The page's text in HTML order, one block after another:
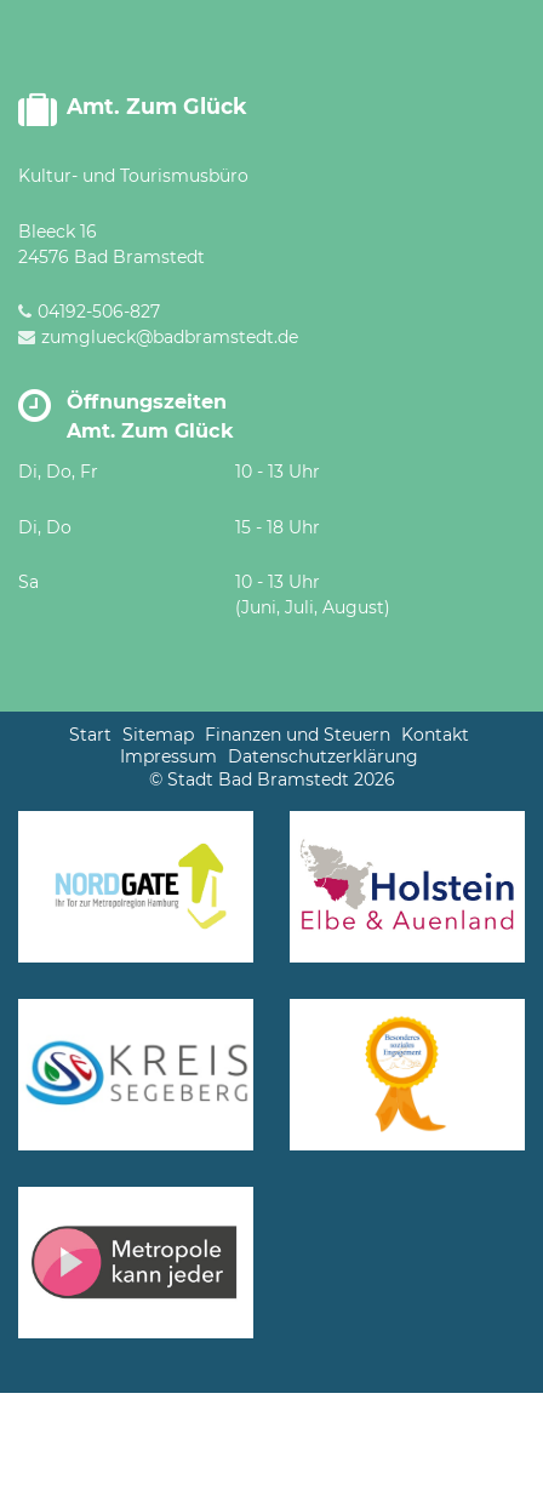
Amt. Zum Glück
Kultur- und Tourismusbüro
Bleeck 16
24576 Bad Bramstedt
04192-506-827
zumglueck@badbramstedt.de
Öffnungszeiten
Amt. Zum Glück
Di, Do, Fr 10 - 13 Uhr
Di, Do 15 - 18 Uhr
Sa
10 - 13 Uhr
(Juni, Juli, August)
Start Sitemap Finanzen und Steuern Kontakt
Impressum
Datenschutzerklärung
© Stadt Bad Bramstedt 2026